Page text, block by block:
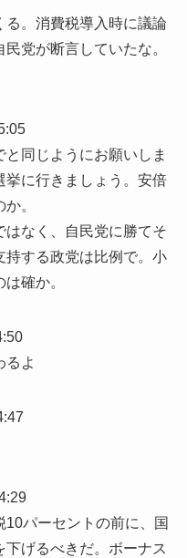
る。消費税導入時に議論
党が断言していたな。
同じようにお願いしま
挙に行きましょう。安倍
。
なく、自民党に勝てそ
持する政党は比例で。小
確か。
るよ
パーセントの前に、国
げるべきだ。ボーナス